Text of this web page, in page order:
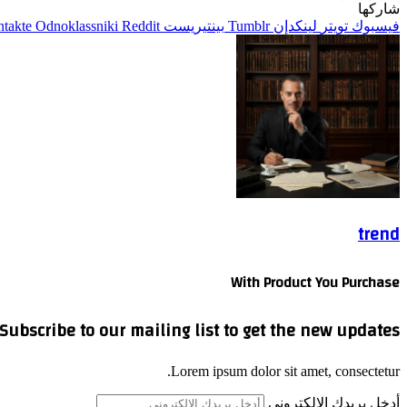
شاركها
فيسبوك تويتر لينكدإن بينتيريست Odnoklassniki
trend
With Product You Purchase
Subscribe to our mailing list to get the new updates!
Lorem ipsum dolor sit amet, consectetur.
أدخل بريدك الإلكتروني